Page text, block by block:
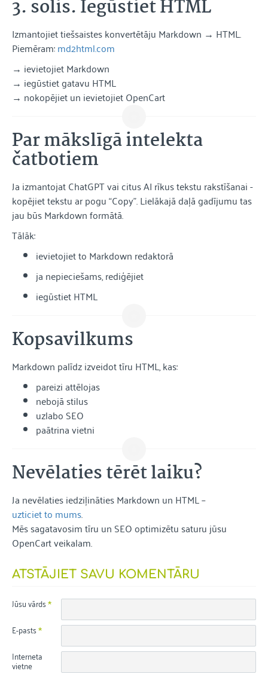
3. solis. Iegūstiet HTML
Izmantojiet tiešsaistes konvertētāju Markdown → HTML.
Piemēram:md2html.com
→ ievietojiet Markdown
→ iegūstiet gatavu HTML
→ nokopējiet un ievietojiet OpenCart
Par mākslīgā intelekta
čatbotiem
Ja izmantojat ChatGPT vai citus AI rīkus tekstu rakstīšanai -
kopējiet tekstu ar pogu “Copy”. Lielākajā daļā gadījumu tas
jau būs Markdown formātā.
Tālāk:
ievietojiet to Markdown redaktorā
ja nepieciešams, rediģējiet
iegūstiet HTML
Kopsavilkums
Markdown palīdz izveidot tīru HTML, kas:
pareizi attēlojas
nebojā stilus
uzlabo SEO
paātrina vietni
Nevēlaties tērēt laiku?
Ja nevēlaties iedziļināties Markdown un HTML –
uzticiet to mums.
Mēs sagatavosim tīru un SEO optimizētu saturu jūsu
OpenCart veikalam.
ATSTĀJIET SAVU KOMENTĀRU
Jūsu vārds
E-pasts
Interneta
vietne